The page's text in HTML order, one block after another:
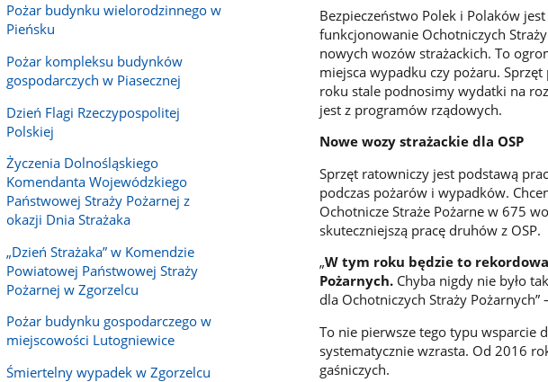
Pożar budynku wielorodzinnego w
Pieńsku
Pożar kompleksu budynków
gospodarczych w Piasecznej
Dzień Flagi Rzeczypospolitej
Polskiej
Życzenia Dolnośląskiego
Komendanta Wojewódzkiego
Państwowej Straży Pożarnej z
okazji Dnia Strażaka
„Dzień Strażaka” w Komendzie
Powiatowej Państwowej Straży
Pożarnej w Zgorzelcu
Pożar budynku gospodarczego w
miejscowości Lutogniewice
Śmiertelny wypadek w Zgorzelcu
Bezpieczeństwo Polek i Polaków
funkcjonowanie Ochotniczych
nowych wozów strażackich. To
miejsca wypadku czy pożaru.
roku stale podnosimy wydatki na
jest z programów rządowych.
Nowe wozy strażackie dla OSP
Sprzęt ratowniczy jest podstawą
podczas pożarów i wypadków.
Ochotnicze Straże Pożarne w 675
skuteczniejszą pracę druhów z OSP.
„W tym roku będzie to
Pożarnych. Chyba nigdy nie było
dla Ochotniczych Straży
To nie pierwsze tego typu wsparcie
systematycznie wzrasta. Od 2016
gaśniczych.